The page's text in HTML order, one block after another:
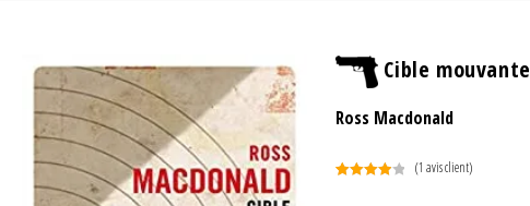
Cible mouvante
Ross Macdonald
(1 avis client)